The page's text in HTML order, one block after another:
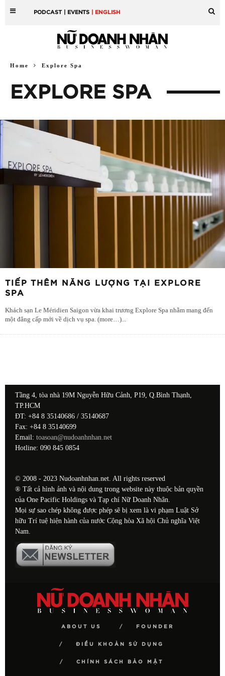
PODCAST | EVENTS | ENGLISH
Home Explore Spa
EXPLORE SPA
TIẾP THÊM NĂNG LƯỢNG TẠI EXPLORE
SPA
Khách sạn Le Méridien Saigon vừa khai trương Explore Spa nhằm mang đến
một đẳng cấp mới về dịch vụ spa. (more…)...
Tầng 4, tòa nhà 19M Nguyễn Hữu Cảnh, P19, Q.Bình Thạnh,
TP.HCM
ĐT: +84 8 35140686 / 35140687
Fax: +84 8 35140699
Email: toasoan@nudoanhnhan.net
Hotline: 090 845 0854
© 2008 - 2023 Nudoanhnhan.net. All rights reserved
® Tất cả hình ảnh và nội dung trong website này thuộc bản quyền
của One Pacific Holdings và Tạp chí Nữ Doanh Nhân.
Mọi sự sao chép không được phép sẽ bị xem là vi phạm Luật Sở
hữu Trí tuệ hiện hành của nước Cộng hòa Xã hội Chủ nghĩa Việt
Nam.
ABOUT US FOUNDER
ĐIỀU KHOẢN SỬ DỤNG
CHÍNH SÁCH BẢO MẬT